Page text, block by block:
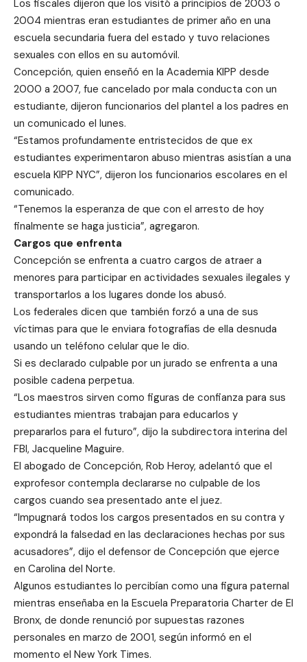
Los fiscales dijeron que los visitó a principios de 2003 o
2004 mientras eran estudiantes de primer año en una
escuela secundaria fuera del estado y tuvo relaciones
sexuales con ellos en su automóvil.
Concepción, quien enseñó en la Academia KIPP desde
2000 a 2007, fue cancelado por mala conducta con un
estudiante, dijeron funcionarios del plantel a los padres en
un comunicado el lunes.
“Estamos profundamente entristecidos de que ex
estudiantes experimentaron abuso mientras asistían a una
escuela KIPP NYC”, dijeron los funcionarios escolares en el
comunicado.
“Tenemos la esperanza de que con el arresto de hoy
finalmente se haga justicia”, agregaron.
Cargos que enfrenta
Concepción se enfrenta a cuatro cargos de atraer a
menores para participar en actividades sexuales ilegales y
transportarlos a los lugares donde los abusó.
Los federales dicen que también forzó a una de sus
víctimas para que le enviara fotografías de ella desnuda
usando un teléfono celular que le dio.
Si es declarado culpable por un jurado se enfrenta a una
posible cadena perpetua.
“Los maestros sirven como figuras de confianza para sus
estudiantes mientras trabajan para educarlos y
prepararlos para el futuro”, dijo la subdirectora interina del
FBI, Jacqueline Maguire.
El abogado de Concepción, Rob Heroy, adelantó que el
exprofesor contempla declararse no culpable de los
cargos cuando sea presentado ante el juez.
“Impugnará todos los cargos presentados en su contra y
expondrá la falsedad en las declaraciones hechas por sus
acusadores”, dijo el defensor de Concepción que ejerce
en Carolina del Norte.
Algunos estudiantes lo percibían como una figura paternal
mientras enseñaba en la Escuela Preparatoria Charter de El
Bronx, de donde renunció por supuestas razones
personales en marzo de 2001, según informó en el
momento el New York Times.